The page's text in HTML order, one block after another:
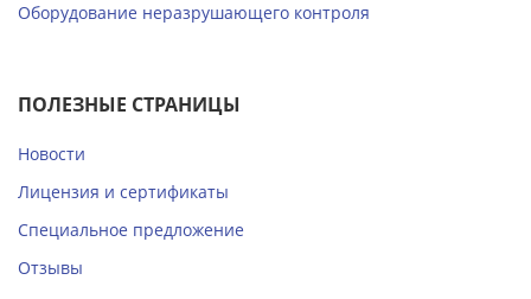
Оборудование неразрушающего контроля
ПОЛЕЗНЫЕ СТРАНИЦЫ
Новости
Лицензия и сертификаты
Специальное предложение
Отзывы